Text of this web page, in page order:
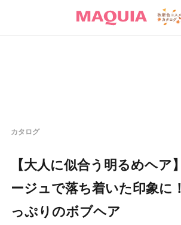
カタログ
【大人に似合う明るめヘア
ージュで落ち着いた印象に
っぷりのボブヘア